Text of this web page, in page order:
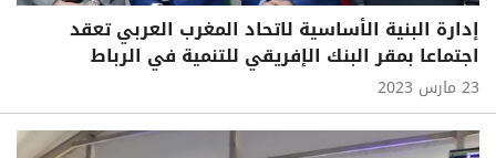
إدارة البنية الأساسية لاتحاد المغرب العربي تعقد
اجتماعا بمقر البنك الإفريقي للتنمية في الرباط
23 مارس 2023